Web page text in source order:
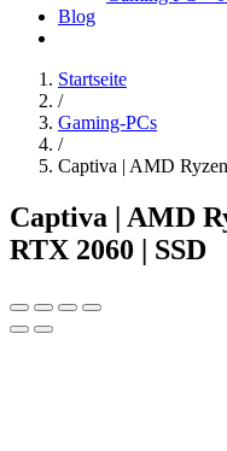
Blog
Startseite
/
Gaming-PCs
/
Captiva | AMD
Captiva | AMD
RTX 2060 | SSD